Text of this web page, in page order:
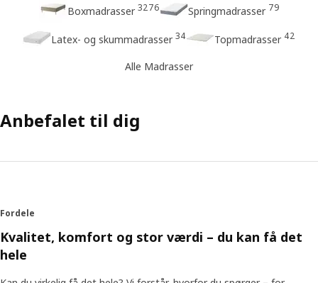
Boxmadrasser 3276 Springmadrasser 79
Latex- og skummadrasser 34 Topmadrasser 42
Alle Madrasser
Anbefalet til dig
Fordele
Kvalitet, komfort og stor værdi – du kan få det
hele